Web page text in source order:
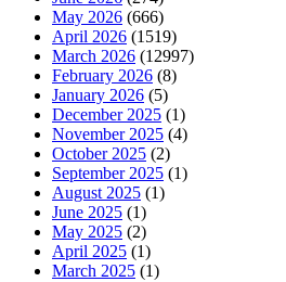
May 2026 (666)
April 2026 (1519)
March 2026 (12997)
February 2026 (8)
January 2026 (5)
December 2025 (1)
November 2025 (4)
October 2025 (2)
September 2025 (1)
August 2025 (1)
June 2025 (1)
May 2025 (2)
April 2025 (1)
March 2025 (1)